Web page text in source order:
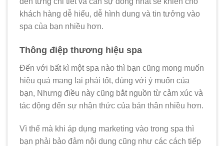
khách hàng dễ hiểu, dễ hình dung và tin tưởng vào
spa của bạn nhiều hơn.
Thông điệp thương hiệu spa
Đến với bất kì một spa nào thì bạn cũng mong muốn
hiệu quả mang lại phải tốt, đúng với ý muốn của
bạn, Nhưng điều này cũng bắt nguồn từ cảm xúc và
tác động đến sự nhận thức của bản thân nhiều hơn.
Vì thế mà khi áp dụng marketing vào trong spa thì
bạn phải bảo đảm nội dung cũng như các cách tiếp